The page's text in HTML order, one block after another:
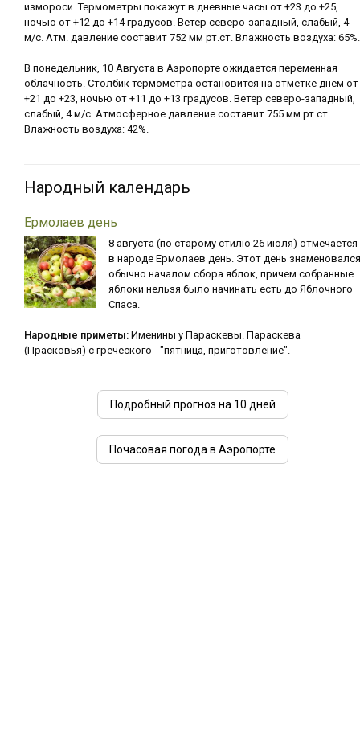
измороси. Термометры покажут в дневные часы от +23 до +25,
ночью от +12 до +14 градусов. Ветер северо-западный, слабый, 4
м/с. Атм. давление составит 752 мм рт.ст. Влажность воздуха: 65%.
В понедельник, 10 Августа в Аэропорте ожидается переменная
облачность. Столбик термометра остановится на отметке днем от
+21 до +23, ночью от +11 до +13 градусов. Ветер северо-западный,
слабый, 4 м/с. Атмосферное давление составит 755 мм рт.ст.
Влажность воздуха: 42%.
Народный календарь
Ермолаев день
8 августа (по старому стилю 26 июля) отмечается
в народе Ермолаев день. Этот день знаменовался
обычно началом сбора яблок, причем собранные
яблоки нельзя было начинать есть до Яблочного
Спаса.
Народные приметы: Именины у Параскевы. Параскева
(Прасковья) с греческого - "пятница, приготовление".
Подробный прогноз на 10 дней
Почасовая погода в Аэропорте